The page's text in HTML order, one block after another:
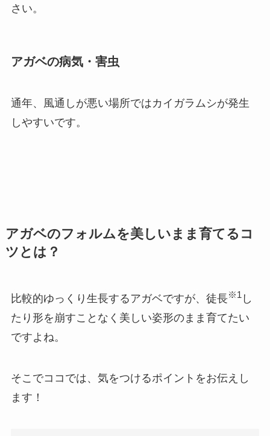
さい。
アガベの病気・害虫
通年、風通しが悪い場所ではカイガラムシが発生
しやすいです。
アガベのフォルムを美しいまま育てるコ
ツとは？
比較的ゆっくり生長するアガベですが、徒長※1し
たり形を崩すことなく美しい姿形のまま育てたい
ですよね。
そこでココでは、気をつけるポイントをお伝えし
ます！